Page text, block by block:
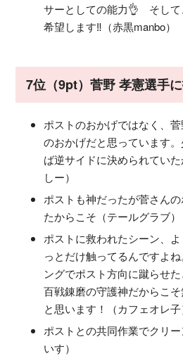
サーとしての能力👌 そして
希望します‼️（赤黒manbo）
7位（9pt）菅野 孝憲選手
ポストのおかげではなく、
のおかげだと思っています
ば逆サイドに決められてい
しー）
ポストも神だったが菅さん
たからこそ（テールグラブ）
ポストに救われたシーン、
っとだけ触ってるんですよ
ングでポスト方向に蹴らせた
百戦錬磨の守護神だからこ
と思います！（カフェオレ子
ポストとの共同作業でクリ
いす）